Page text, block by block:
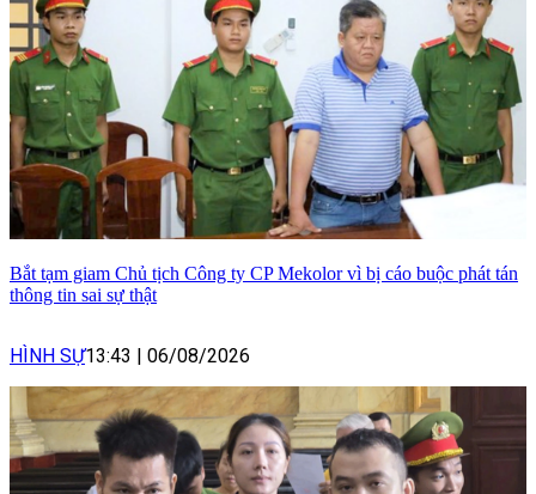
Bắt tạm giam Chủ tịch Công ty CP Mekolor vì bị cáo buộc phát tán
thông tin sai sự thật
HÌNH SỰ13:43 06/08/2026